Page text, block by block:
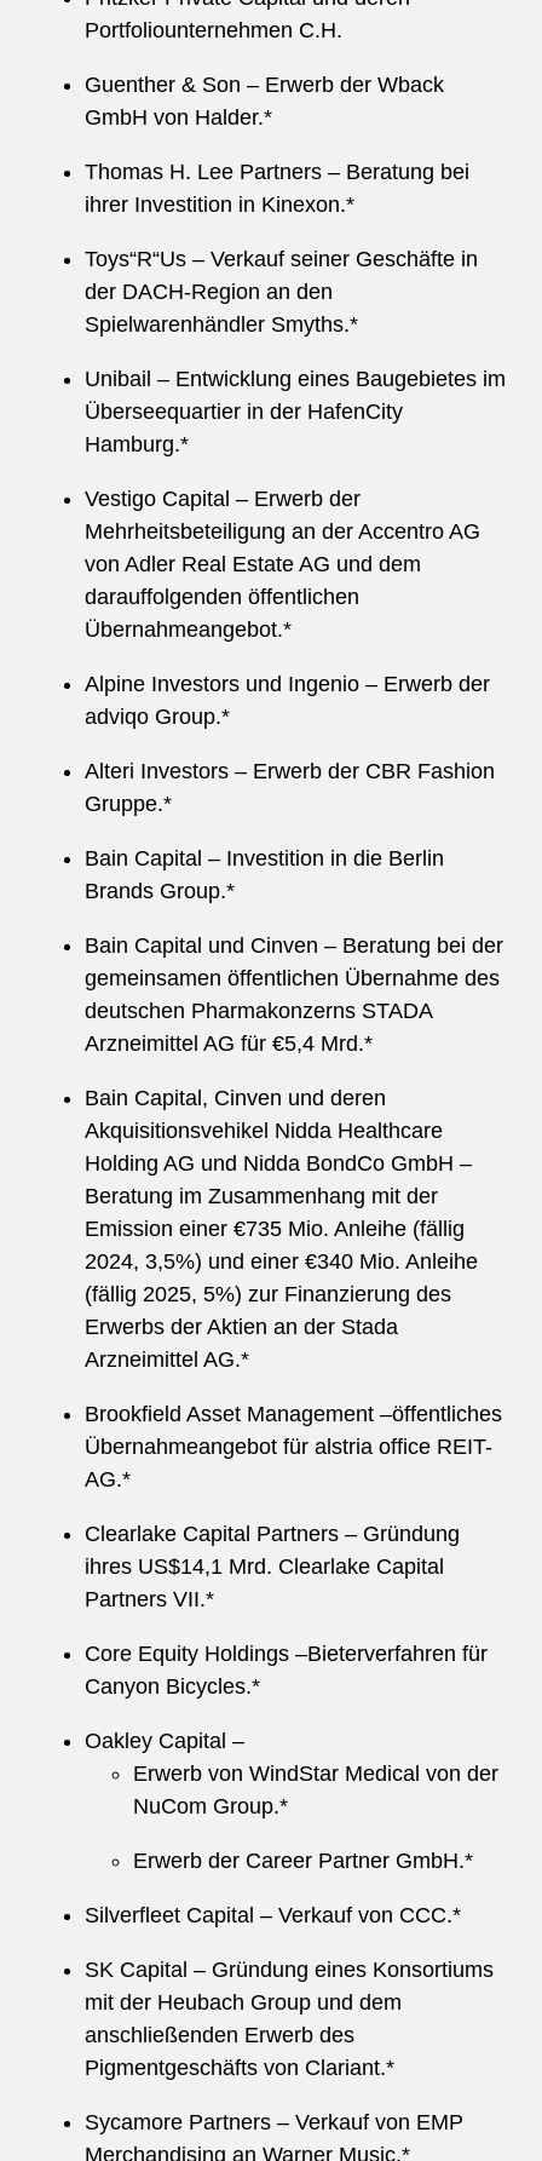
Portfoliounternehmen C.H.
Guenther & Son – Erwerb der Wback
GmbH von Halder.*
Thomas H. Lee Partners – Beratung bei
ihrer Investition in Kinexon.*
Toys“R“Us – Verkauf seiner Geschäfte in
der DACH-Region an den
Spielwarenhändler Smyths.*
Unibail – Entwicklung eines Baugebietes im
Überseequartier in der HafenCity
Hamburg.*
Vestigo Capital – Erwerb der
Mehrheitsbeteiligung an der Accentro AG
von Adler Real Estate AG und dem
darauffolgenden öffentlichen
Übernahmeangebot.*
Alpine Investors und Ingenio – Erwerb der
adviqo Group.*
Alteri Investors – Erwerb der CBR Fashion
Gruppe.*
Bain Capital – Investition in die Berlin
Brands Group.*
Bain Capital und Cinven – Beratung bei der
gemeinsamen öffentlichen Übernahme des
deutschen Pharmakonzerns STADA
Arzneimittel AG für €5,4 Mrd.*
Bain Capital, Cinven und deren
Akquisitionsvehikel Nidda Healthcare
Holding AG und Nidda BondCo GmbH –
Beratung im Zusammenhang mit der
Emission einer €735 Mio. Anleihe (fällig
2024, 3,5%) und einer €340 Mio. Anleihe
(fällig 2025, 5%) zur Finanzierung des
Erwerbs der Aktien an der Stada
Arzneimittel AG.*
Brookfield Asset Management –öffentliches
Übernahmeangebot für alstria office REIT-
AG.*
Clearlake Capital Partners – Gründung
ihres US$14,1 Mrd. Clearlake Capital
Partners VII.*
Core Equity Holdings –Bieterverfahren für
Canyon Bicycles.*
Oakley Capital –
Erwerb von WindStar Medical von der
NuCom Group.*
Erwerb der Career Partner GmbH.*
Silverfleet Capital – Verkauf von CCC.*
SK Capital – Gründung eines Konsortiums
mit der Heubach Group und dem
anschließenden Erwerb des
Pigmentgeschäfts von Clariant.*
Sycamore Partners – Verkauf von EMP
Merchandising an Warner Music.*